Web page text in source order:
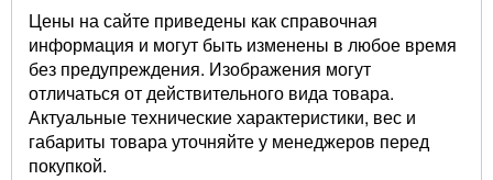
Цены на сайте приведены как справочная
информация и могут быть изменены в любое время
без предупреждения. Изображения могут
отличаться от действительного вида товара.
Актуальные технические характеристики, вес и
габариты товара уточняйте у менеджеров перед
покупкой.